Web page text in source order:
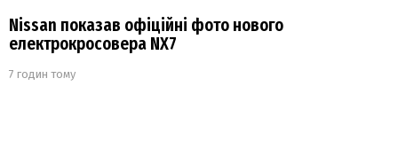
Nissan показав офіційні фото нового
електрокросовера NX7
7 годин тому